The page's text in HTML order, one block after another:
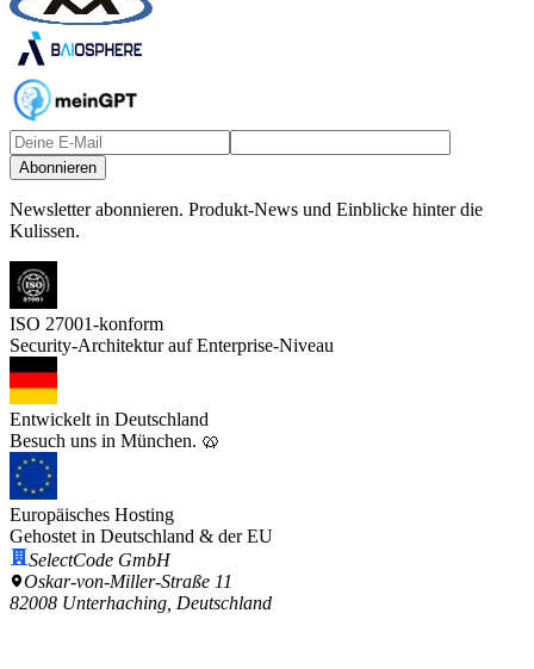
Abonnieren
Newsletter abonnieren. Produkt-News und Einblicke hinter die
Kulissen.
ISO 27001-konform
Security-Architektur auf Enterprise-Niveau
Entwickelt in Deutschland
Besuch uns in München. 🥨
Europäisches Hosting
Gehostet in Deutschland & der EU
SelectCode GmbH
Oskar-von-Miller-Straße 11
82008 Unterhaching, Deutschland